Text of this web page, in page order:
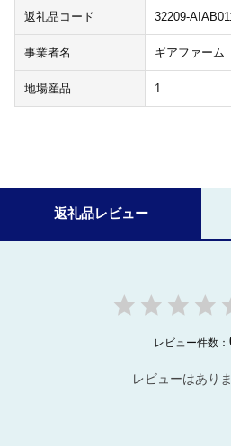
返礼品コード 32209-
事業者名 ギアファーム
地場産品 1
返礼品レビュー
レビュー件数：
レビューはありま